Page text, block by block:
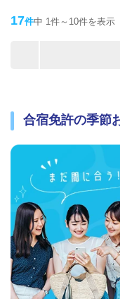
17件中 1件～10件を表示
合宿免許の季節